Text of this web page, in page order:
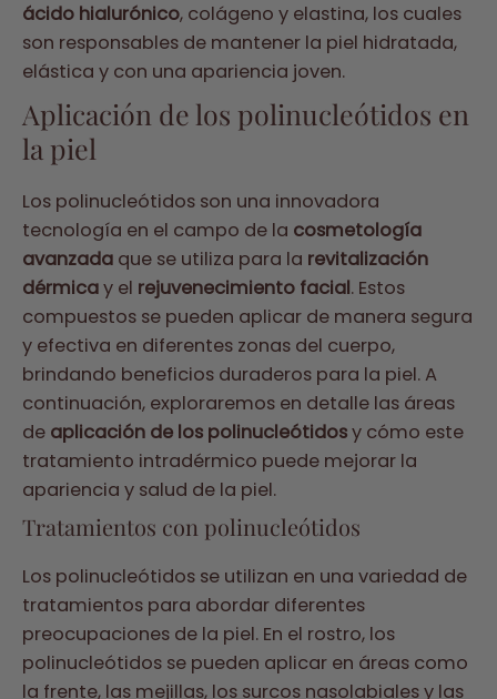
ácido hialurónico, colágeno y elastina, los cuales
son responsables de mantener la piel hidratada,
elástica y con una apariencia joven.
Aplicación de los polinucleótidos en
la piel
Los polinucleótidos son una innovadora
tecnología en el campo de la cosmetología
avanzada que se utiliza para la revitalización
dérmicay el rejuvenecimiento facial. Estos
compuestos se pueden aplicar de manera segura
y efectiva en diferentes zonas del cuerpo,
brindando beneficios duraderos para la piel. A
continuación, exploraremos en detalle las áreas
de aplicación de los polinucleótidosy cómo este
tratamiento intradérmico puede mejorar la
apariencia y salud de la piel.
Tratamientos con polinucleótidos
Los polinucleótidos se utilizan en una variedad de
tratamientos para abordar diferentes
preocupaciones de la piel. En el rostro, los
polinucleótidos se pueden aplicar en áreas como
la frente, las mejillas, los surcos nasolabiales y las